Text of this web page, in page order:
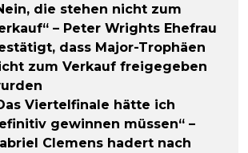
die stehen nicht zum
– Peter Wrights Ehefrau
dass Major-Trophäen
zum Verkauf freigegeben
Viertelfinale hätte ich
gewinnen müssen“ –
Clemens hadert nach